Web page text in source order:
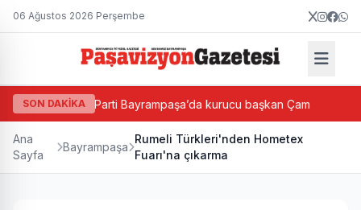
06 Ağustos 2026 Perşembe
SON DAKİKA
Yeni Parti Bayrampaşa’da kurucu başkan Çam
Ana
Sayfa
Bayrampaşa
Rumeli Türkleri'nden Hometex
Fuarı'na çıkarma